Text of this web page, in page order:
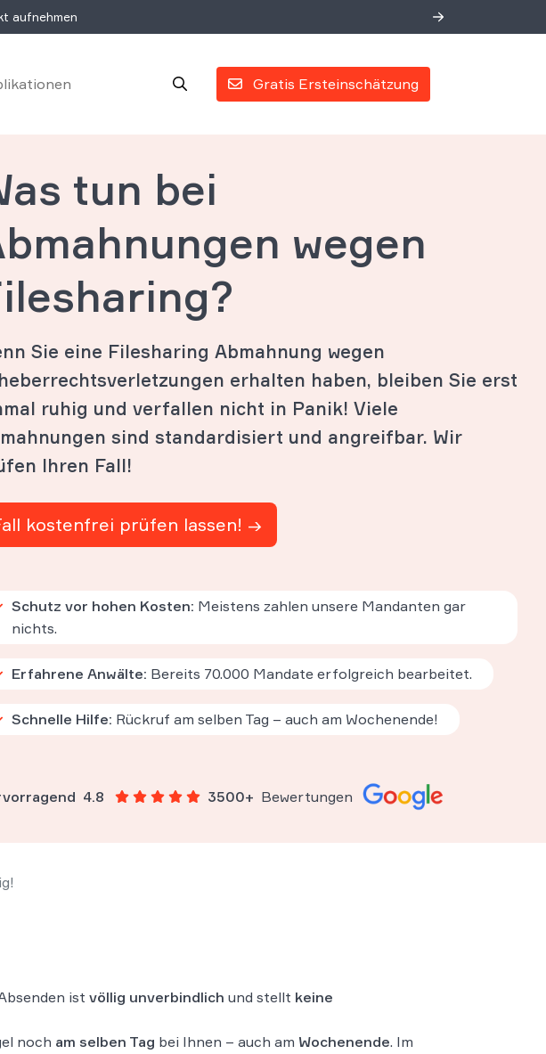
aufnehmen
Gratis Ersteinschätzung
tun bei
wegen
Sie eine Filesharing Abmahnung wegen
erhalten haben, bleiben Sie erst
ruhig und verfallen nicht in Panik! Viele
sind standardisiert und angreifbar. Wir
Ihren Fall!
kostenfrei prüfen lassen! →
Schutz vor hohen Kosten: Meistens zahlen unsere Mandanten gar
nichts.
Erfahrene Anwälte: Bereits 70.000 Mandate erfolgreich bearbeitet.
Schnelle Hilfe: Rückruf am selben Tag – auch am Wochenende!
4.8 3500+ Bewertungen
ist völlig unverbindlich und stellt keine
noch am selben Tag bei Ihnen – auch am Wochenende. Im